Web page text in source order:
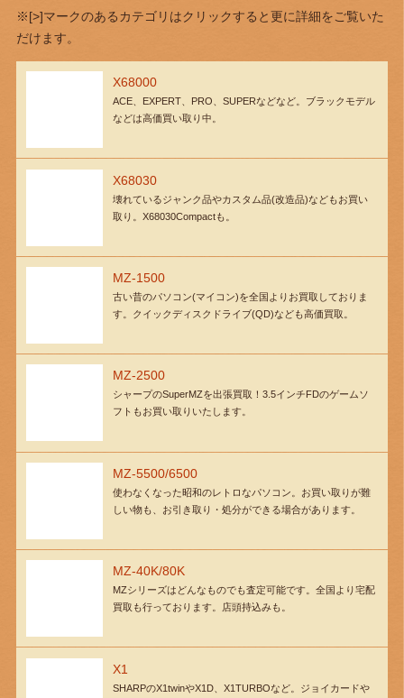
※[>]マークのあるカテゴリはクリックすると更に詳細をご覧いた
だけます。
X68000
ACE、EXPERT、PRO、SUPERなどなど。ブラックモデル
などは高価買い取り中。
X68030
壊れているジャンク品やカスタム品(改造品)などもお買い
取り。X68030Compactも。
MZ-1500
古い昔のパソコン(マイコン)を全国よりお買取しておりま
す。クイックディスクドライブ(QD)なども高価買取。
MZ-2500
シャープのSuperMZを出張買取！3.5インチFDのゲームソ
フトもお買い取りいたします。
MZ-5500/6500
使わなくなった昭和のレトロなパソコン。お買い取りが難
しい物も、お引き取り・処分ができる場合があります。
MZ-40K/80K
MZシリーズはどんなものでも査定可能です。全国より宅配
買取も行っております。店頭持込みも。
X1
SHARPのX1twinやX1D、X1TURBOなど。ジョイカードや